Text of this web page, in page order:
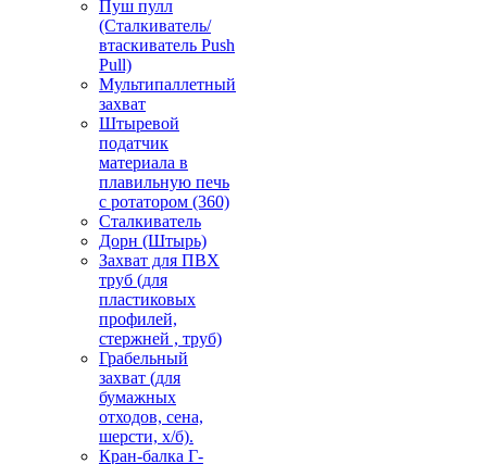
Пуш пулл
(Сталкиватель/
втаскиватель Push
Pull)
Мультипаллетный
захват
Штыревой
податчик
материала в
плавильную печь
с ротатором (360)
Сталкиватель
Дорн (Штырь)
Захват для ПВХ
труб (для
пластиковых
профилей,
стержней , труб)
Грабельный
захват (для
бумажных
отходов, сена,
шерсти, х/б).
Кран-балка Г-